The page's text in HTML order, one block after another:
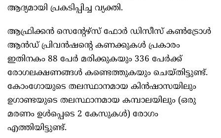
ആദ്യമായി പ്രകടിപ്പിച്ച വ്യക്തി.
ആഫ്രിക്കൻ സെന്റേഴ്സ് ഫോർ ഡിസീസ് കൺട്രോൾ
ആൻഡ് പ്രിവൻഷന്റെ കണക്കുകൾ പ്രകാരം
ഇതിനകം 88 പേർ മരിക്കുകയും 336 പേർക്ക്
രോഗലക്ഷണങ്ങൾ കണ്ടെത്തുകയും ചെയ്തിട്ടുണ്ട്.
കോംഗോയുടെ തലസ്ഥാനമായ കിൻഷാസയിലും
ഉഗാണ്ടയുടെ തലസ്ഥാനമായ കമ്പാലയിലും (ഒരു
മരണം ഉൾപ്പെടെ 2 കേസുകൾ) രോഗം
എത്തിയിട്ടുണ്ട്.